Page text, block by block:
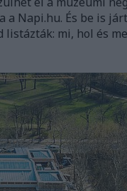
Napi.hu. És be is
listázták: mi, hol és